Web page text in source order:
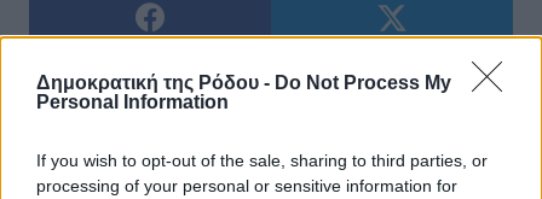
Δημοκρατική της Ρόδου - Do Not Process My
Personal Information
If you wish to opt-out of the sale, sharing to third parties, or
processing of your personal or sensitive information for